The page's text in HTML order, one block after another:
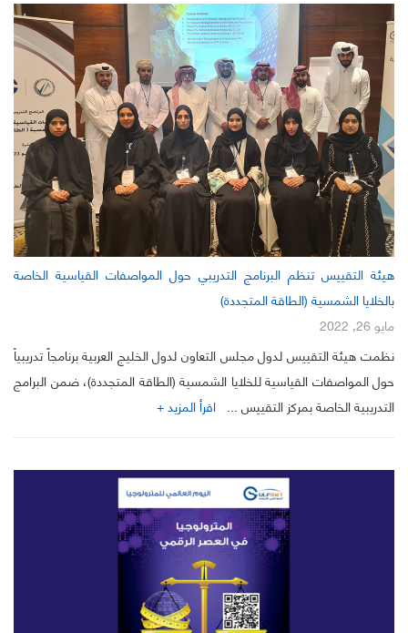
هيئة التقييس تنظم البرنامج التدريبي حول المواصفات القياسية الخاصة
بالخلايا الشمسية (الطاقة المتجددة)
مايو 26, 2022
نظمت هيئة التقييس لدول مجلس التعاون لدول الخليج العربية برنامجاً تدريبياً
حول المواصفات القياسية للخلايا الشمسية (الطاقة المتجددة)، ضمن البرامج
التدريبية الخاصة بمركز التقييس ... اقرأ المزيد +